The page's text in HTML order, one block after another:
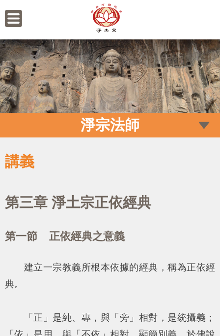
淨宗法師
講義
第三章 淨土宗正依經典
第一節 正依經典之意義
建立一宗教義所根本依據的經典，稱為正依經
典。
「正」是純、專，與「旁」相對，是統攝義；